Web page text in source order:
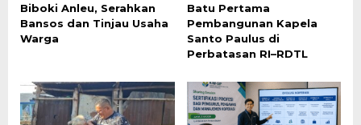
Biboki Anleu, Serahkan
Bansos dan Tinjau Usaha
Warga
Batu Pertama
Pembangunan Kapela
Santo Paulus di
Perbatasan RI–RDTL